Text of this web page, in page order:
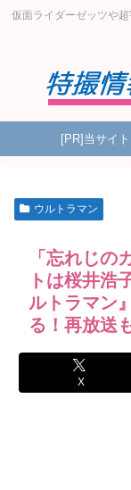
仮面ライダーゼッツや
[PR]当サイ
ウルトラマン
「忘れじの
トは桜井浩
ルトラマン
る！再放送
X